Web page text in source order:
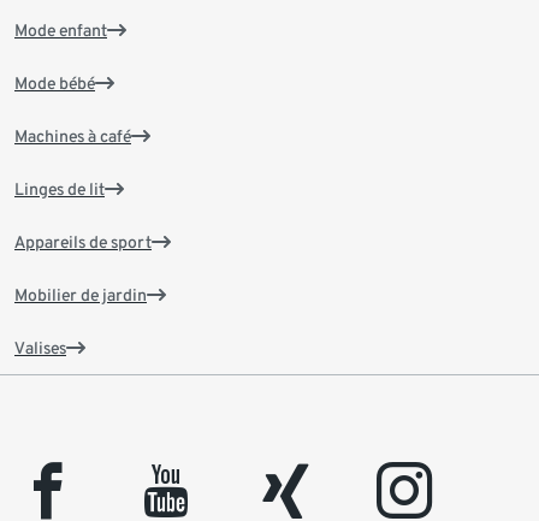
Mode enfant
Mode bébé
Machines à café
Linges de lit
Appareils de sport
Mobilier de jardin
Valises
facebook youtube xing instagram